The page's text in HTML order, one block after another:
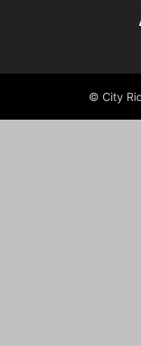
© City